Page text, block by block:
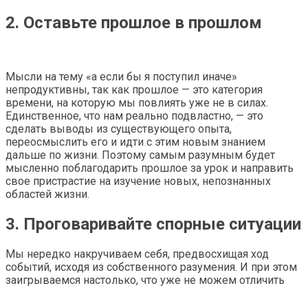
2. Оставьте прошлое в прошлом
Мысли на тему «а если бы я поступил иначе»
непродуктивны, так как прошлое — это категория
времени, на которую мы повлиять уже не в силах.
Единственное, что нам реально подвластно, — это
сделать выводы из существующего опыта,
переосмыслить его и идти с этим новым знанием
дальше по жизни. Поэтому самым разумным будет
мысленно поблагодарить прошлое за урок и направить
свое пристрастие на изучение новых, непознанных
областей жизни.
3. Проговаривайте спорные ситуации
Мы нередко накручиваем себя, предвосхищая ход
событий, исходя из собственного разумения. И при этом
заигрываемся настолько, что уже не можем отличить